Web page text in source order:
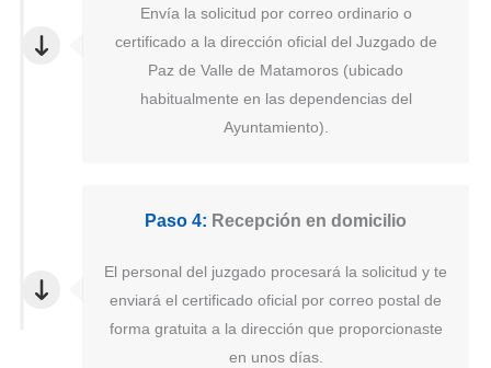
Envía la solicitud por correo ordinario o
certificado a la dirección oficial del Juzgado de
Paz de Valle de Matamoros (ubicado
habitualmente en las dependencias del
Ayuntamiento).
Paso 4: Recepción en domicilio
El personal del juzgado procesará la solicitud y te
enviará el certificado oficial por correo postal de
forma gratuita a la dirección que proporcionaste
en unos días.